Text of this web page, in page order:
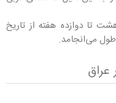
تا دوازده هفته از تاریخ
می‌انجامد.